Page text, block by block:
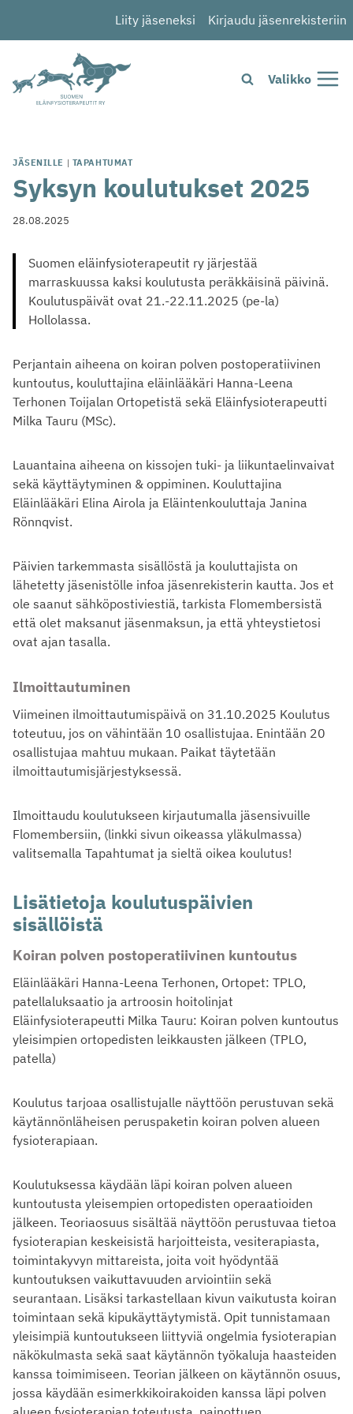
Liity jäseneksi Kirjaudu jäsenrekisteriin
Valikko
JÄSENILLE | TAPAHTUMAT
Syksyn koulutukset 2025
28.08.2025
Suomen eläinfysioterapeutit ry järjestää
marraskuussa kaksi koulutusta peräkkäisinä päivinä.
Koulutuspäivät ovat 21.-22.11.2025 (pe-la)
Hollolassa.
Perjantain aiheena on koiran polven postoperatiivinen
kuntoutus, kouluttajina eläinlääkäri Hanna-Leena
Terhonen Toijalan Ortopetistä sekä Eläinfysioterapeutti
Milka Tauru (MSc).
Lauantaina aiheena on kissojen tuki- ja liikuntaelinvaivat
sekä käyttäytyminen & oppiminen. Kouluttajina
Eläinlääkäri Elina Airola ja Eläintenkouluttaja Janina
Rönnqvist.
Päivien tarkemmasta sisällöstä ja kouluttajista on
lähetetty jäsenistölle infoa jäsenrekisterin kautta. Jos et
ole saanut sähköpostiviestiä, tarkista Flomembersistä
että olet maksanut jäsenmaksun, ja että yhteystietosi
ovat ajan tasalla.
Ilmoittautuminen
Viimeinen ilmoittautumispäivä on 31.10.2025 Koulutus
toteutuu, jos on vähintään 10 osallistujaa. Enintään 20
osallistujaa mahtuu mukaan. Paikat täytetään
ilmoittautumisjärjestyksessä.
Ilmoittaudu koulutukseen kirjautumalla jäsensivuille
Flomembersiin, (linkki sivun oikeassa yläkulmassa)
valitsemalla Tapahtumat ja sieltä oikea koulutus!
Lisätietoja koulutuspäivien
sisällöistä
Koiran polven postoperatiivinen kuntoutus
Eläinlääkäri Hanna-Leena Terhonen, Ortopet: TPLO,
patellaluksaatio ja artroosin hoitolinjat
Eläinfysioterapeutti Milka Tauru: Koiran polven kuntoutus
yleisimpien ortopedisten leikkausten jälkeen (TPLO,
patella)
Koulutus tarjoaa osallistujalle näyttöön perustuvan sekä
käytännönläheisen peruspaketin koiran polven alueen
fysioterapiaan.
Koulutuksessa käydään läpi koiran polven alueen
kuntoutusta yleisempien ortopedisten operaatioiden
jälkeen. Teoriaosuus sisältää näyttöön perustuvaa tietoa
fysioterapian keskeisistä harjoitteista, vesiterapiasta,
toimintakyvyn mittareista, joita voit hyödyntää
kuntoutuksen vaikuttavuuden arviointiin sekä
seurantaan. Lisäksi tarkastellaan kivun vaikutusta koiran
toimintaan sekä kipukäyttäytymistä. Opit tunnistamaan
yleisimpiä kuntoutukseen liittyviä ongelmia fysioterapian
näkökulmasta sekä saat käytännön työkaluja haasteiden
kanssa toimimiseen. Teorian jälkeen on käytännön osuus,
jossa käydään esimerkkikoirakoiden kanssa läpi polven